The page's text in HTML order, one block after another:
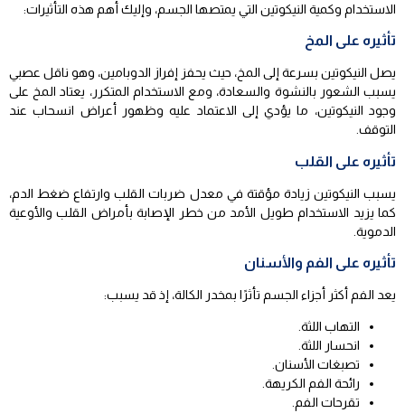
الاستخدام وكمية النيكوتين التي يمتصها الجسم، وإليك أهم هذه التأثيرات:
تأثيره على المخ
يصل النيكوتين بسرعة إلى المخ، حيث يحفز إفراز الدوبامين، وهو ناقل عصبي
يسبب الشعور بالنشوة والسعادة، ومع الاستخدام المتكرر، يعتاد المخ على
وجود النيكوتين، ما يؤدي إلى الاعتماد عليه وظهور أعراض انسحاب عند
التوقف.
تأثيره على القلب
يسبب النيكوتين زيادة مؤقتة في معدل ضربات القلب وارتفاع ضغط الدم،
كما يزيد الاستخدام طويل الأمد من خطر الإصابة بأمراض القلب والأوعية
الدموية.
تأثيره على الفم والأسنان
يعد الفم أكثر أجزاء الجسم تأثرًا بمخدر الكالة، إذ قد يسبب:
التهاب اللثة.
انحسار اللثة.
تصبغات الأسنان.
رائحة الفم الكريهة.
تقرحات الفم.